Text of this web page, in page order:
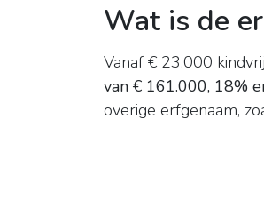
Wat is de
Vanaf € 23.000
van € 161.000, 18%
overige erfgenaam,